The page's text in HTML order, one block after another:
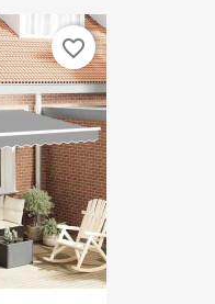
favorite_border